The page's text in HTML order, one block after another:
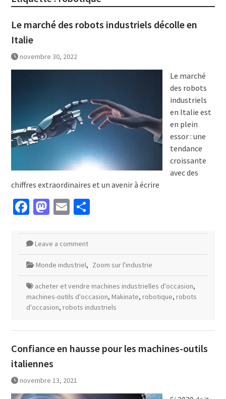
Le marché des robots industriels décolle en
Italie
novembre 30, 2022
Le marché
des robots
industriels
en Italie est
en plein
essor : une
tendance
croissante
avec des
chiffres extraordinaires et un avenir à écrire
Facebook
Mastodon
EmailPartager
Leave a comment
Monde industriel, Zoom sur l'industrie
acheter et vendre machines industrielles d'occasion,
machines-outils d'occasion, Makinate, robotique, robots
d'occasion, robots industriels
Confiance en hausse pour les machines-outils
italiennes
novembre 13, 2021